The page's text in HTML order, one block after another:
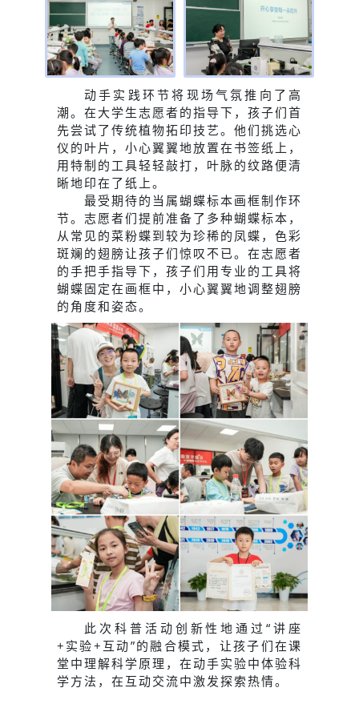
动手实践环节将现场气氛推向了高
潮。在大学生志愿者的指导下，孩子们首
先尝试了传统植物拓印技艺。他们挑选心
仪的叶片，小心翼翼地放置在书签纸上，
用特制的工具轻轻敲打，叶脉的纹路便清
晰地印在了纸上。
最受期待的当属蝴蝶标本画框制作环
节。志愿者们提前准备了多种蝴蝶标本，
从常见的菜粉蝶到较为珍稀的凤蝶，色彩
斑斓的翅膀让孩子们惊叹不已。在志愿者
的手把手指导下，孩子们用专业的工具将
蝴蝶固定在画框中，小心翼翼地调整翅膀
的角度和姿态。
此次科普活动创新性地通过“讲座
+实验+互动”的融合模式，让孩子们在课
堂中理解科学原理，在动手实验中体验科
学方法，在互动交流中激发探索热情。